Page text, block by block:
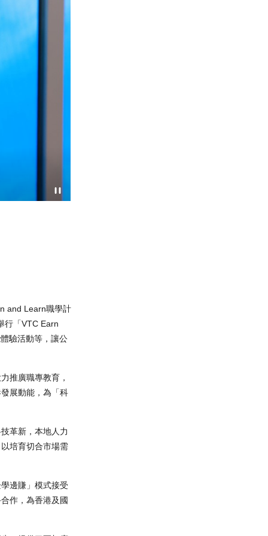
and Learn職學計
行「VTC Earn
驗活動等，讓公
推廣職專教育，
展動能，為「科
革新，本地人力
培育切合市場需
邊賺」模式接受
作，為香港及國